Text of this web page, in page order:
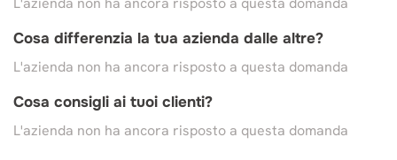
Cosa differenzia la tua azienda dalle altre?
L'azienda non ha ancora risposto a questa domanda
Cosa consigli ai tuoi clienti?
L'azienda non ha ancora risposto a questa domanda